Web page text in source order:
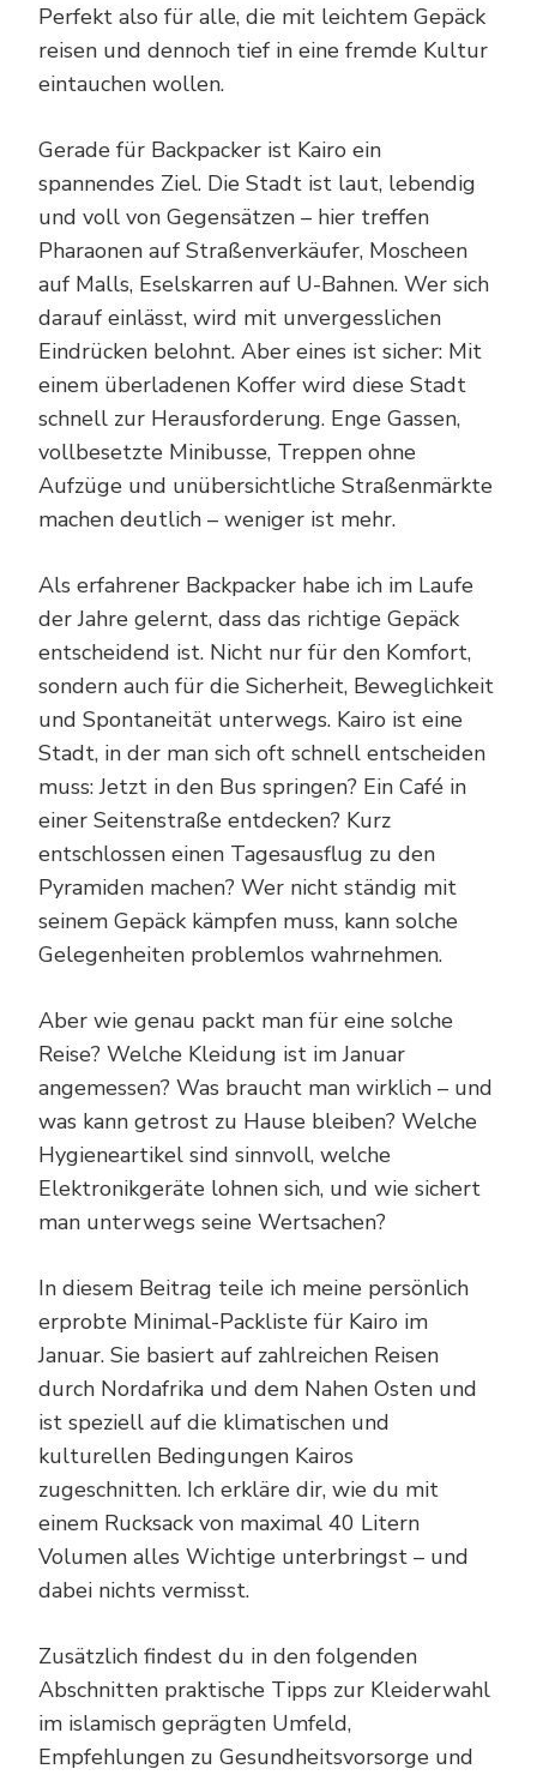
Perfekt also für alle, die mit leichtem Gepäck
reisen und dennoch tief in eine fremde Kultur
eintauchen wollen.
Gerade für Backpacker ist Kairo ein
spannendes Ziel. Die Stadt ist laut, lebendig
und voll von Gegensätzen – hier treffen
Pharaonen auf Straßenverkäufer, Moscheen
auf Malls, Eselskarren auf U-Bahnen. Wer sich
darauf einlässt, wird mit unvergesslichen
Eindrücken belohnt. Aber eines ist sicher: Mit
einem überladenen Koffer wird diese Stadt
schnell zur Herausforderung. Enge Gassen,
vollbesetzte Minibusse, Treppen ohne
Aufzüge und unübersichtliche Straßenmärkte
machen deutlich – weniger ist mehr.
Als erfahrener Backpacker habe ich im Laufe
der Jahre gelernt, dass das richtige Gepäck
entscheidend ist. Nicht nur für den Komfort,
sondern auch für die Sicherheit, Beweglichkeit
und Spontaneität unterwegs. Kairo ist eine
Stadt, in der man sich oft schnell entscheiden
muss: Jetzt in den Bus springen? Ein Café in
einer Seitenstraße entdecken? Kurz
entschlossen einen Tagesausflug zu den
Pyramiden machen? Wer nicht ständig mit
seinem Gepäck kämpfen muss, kann solche
Gelegenheiten problemlos wahrnehmen.
Aber wie genau packt man für eine solche
Reise? Welche Kleidung ist im Januar
angemessen? Was braucht man wirklich – und
was kann getrost zu Hause bleiben? Welche
Hygieneartikel sind sinnvoll, welche
Elektronikgeräte lohnen sich, und wie sichert
man unterwegs seine Wertsachen?
In diesem Beitrag teile ich meine persönlich
erprobte Minimal-Packliste für Kairo im
Januar. Sie basiert auf zahlreichen Reisen
durch Nordafrika und dem Nahen Osten und
ist speziell auf die klimatischen und
kulturellen Bedingungen Kairos
zugeschnitten. Ich erkläre dir, wie du mit
einem Rucksack von maximal 40 Litern
Volumen alles Wichtige unterbringst – und
dabei nichts vermisst.
Zusätzlich findest du in den folgenden
Abschnitten praktische Tipps zur Kleiderwahl
im islamisch geprägten Umfeld,
Empfehlungen zu Gesundheitsvorsorge und